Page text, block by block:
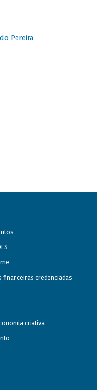
Pereira
financeiras credenciadas
criativa